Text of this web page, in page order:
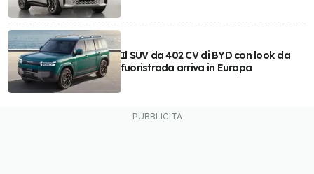
Il SUV da 402 CV di BYD con look da
fuoristrada arriva in Europa